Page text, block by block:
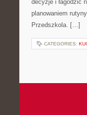
decyzje i łagodzić
planowaniem
Przedszkola. […]
CATEGORIES: